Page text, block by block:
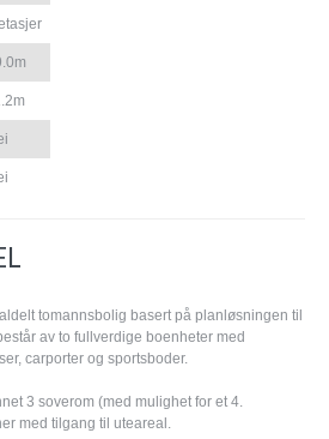
tomannsbolig basert på planløsningen til
av to fullverdige boenheter med
carporter og sportsboder.
3 soverom (med mulighet for et 4.
med tilgang til uteareal.